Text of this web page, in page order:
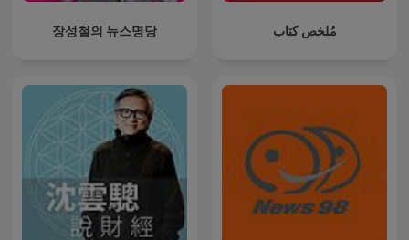
장성철의 뉴스명당 مُلخص كتاب